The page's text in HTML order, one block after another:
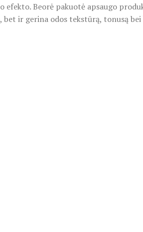
Beorė pakuotė apsaugo
ir gerina odos tekstūrą, tonusą bei